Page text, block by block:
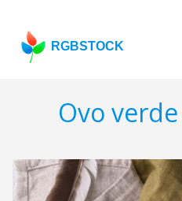
RGBSTOCK
Ovo verde